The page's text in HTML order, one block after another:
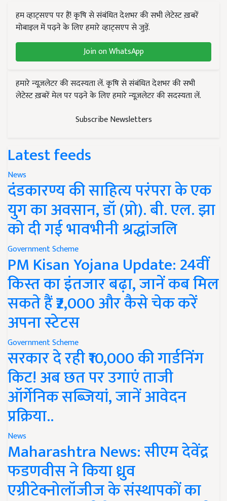
हम व्हाट्सएप पर हैं! कृषि से संबंधित देशभर की सभी लेटेस्ट ख़बरें
मोबाइल में पढ़ने के लिए हमारे व्हाट्सएप से जुड़ें.
Join on WhatsApp
हमारे न्यूज़लेटर की सदस्यता लें. कृषि से संबंधित देशभर की सभी
लेटेस्ट ख़बरें मेल पर पढ़ने के लिए हमारे न्यूज़लेटर की सदस्यता लें.
Subscribe Newsletters
Latest feeds
News
दंडकारण्य की साहित्य परंपरा के एक
युग का अवसान, डॉ (प्रो). बी. एल. झा
को दी गई भावभीनी श्रद्धांजलि
Government Scheme
PM Kisan Yojana Update: 24वीं
किस्त का इंतजार बढ़ा, जानें कब मिल
सकते हैं ₹2,000 और कैसे चेक करें
अपना स्टेटस
Government Scheme
सरकार दे रही ₹10,000 की गार्डनिंग
किट! अब छत पर उगाएं ताजी
ऑर्गेनिक सब्जियां, जानें आवेदन
प्रक्रिया..
News
Maharashtra News: सीएम देवेंद्र
फडणवीस ने किया ध्रुव
एग्रीटेक्नोलॉजीज के संस्थापकों का